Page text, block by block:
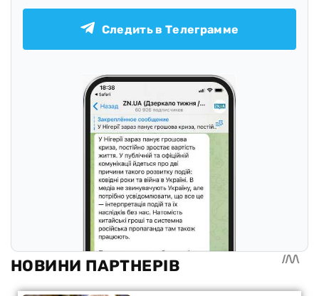
Следить в Телеграмме